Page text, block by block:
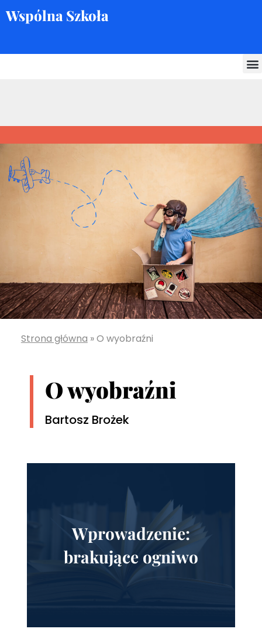
Wspólna Szkoła
Strona główna »O wyobraźni
O wyobraźni
Bartosz Brożek
Wprowadzenie:
brakujące ogniwo